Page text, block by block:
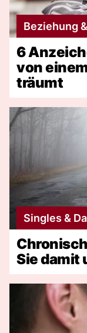
Beziehung
6
von
träumt
Singles &
Sie damit